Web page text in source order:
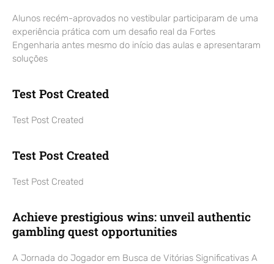
Alunos recém-aprovados no vestibular participaram de uma
experiência prática com um desafio real da Fortes
Engenharia antes mesmo do início das aulas e apresentaram
soluções
Test Post Created
Test Post Created
Test Post Created
Test Post Created
Achieve prestigious wins: unveil authentic
gambling quest opportunities
A Jornada do Jogador em Busca de Vitórias Significativas A